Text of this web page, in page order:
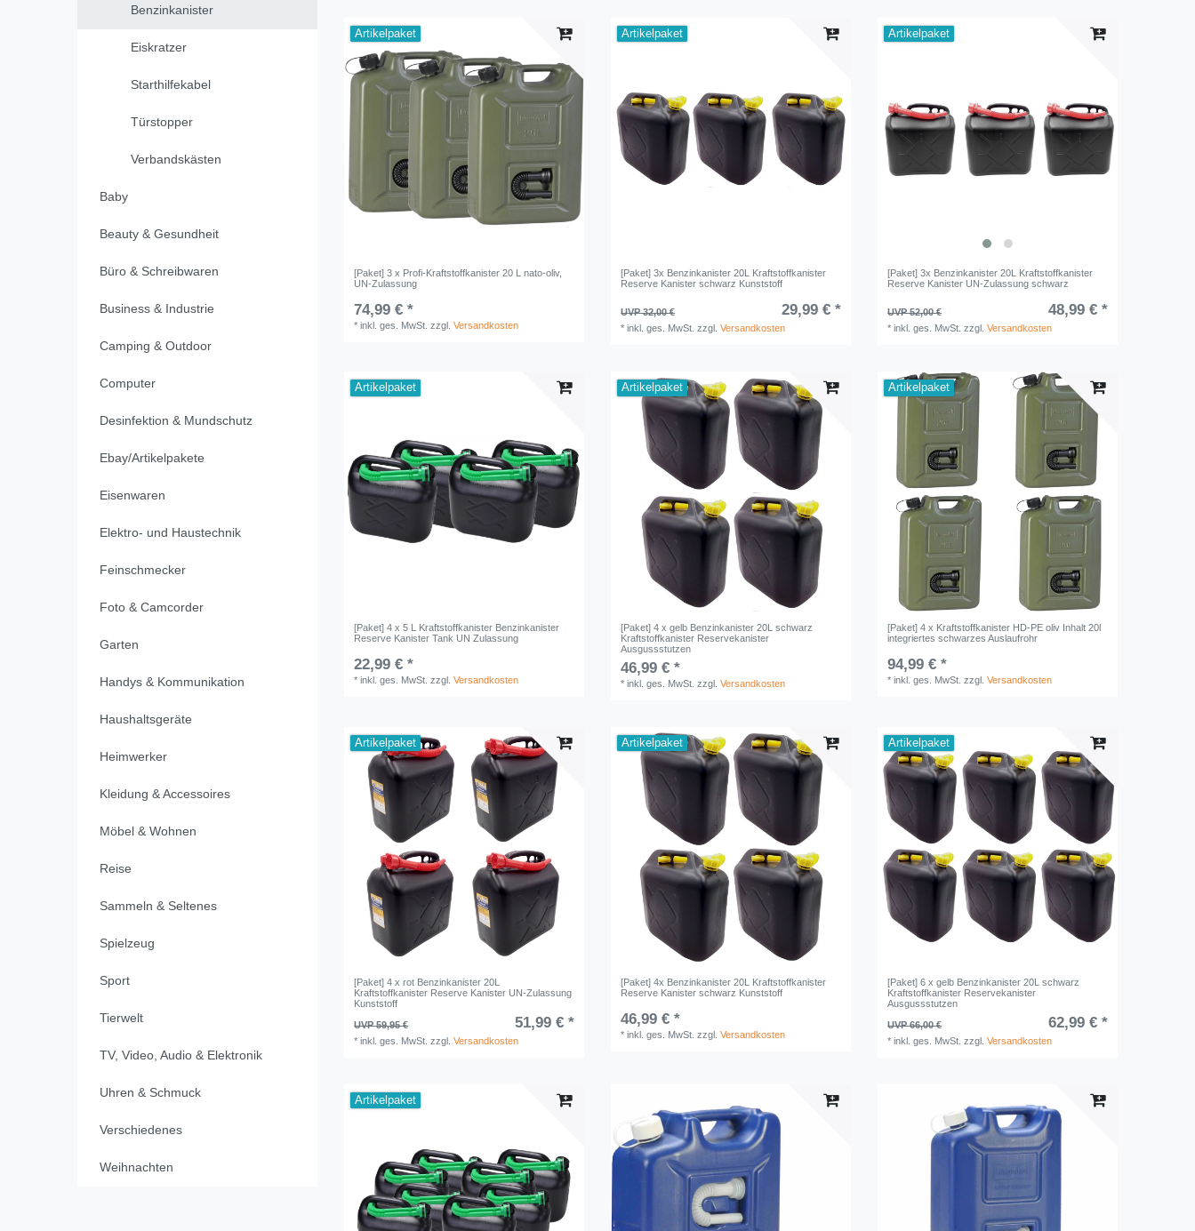
Benzinkanister
Eiskratzer
Starthilfekabel
Türstopper
Verbandskästen
Baby
Beauty & Gesundheit
Büro & Schreibwaren
Business & Industrie
Camping & Outdoor
Computer
Desinfektion & Mundschutz
Ebay/Artikelpakete
Eisenwaren
Elektro- und Haustechnik
Feinschmecker
Foto & Camcorder
Garten
Handys & Kommunikation
Haushaltsgeräte
Heimwerker
Kleidung & Accessoires
Möbel & Wohnen
Reise
Sammeln & Seltenes
Spielzeug
Sport
Tierwelt
TV, Video, Audio & Elektronik
Uhren & Schmuck
Verschiedenes
Weihnachten
Artikelpaket
[Paket] 3 x Profi-Kraftstoffkanister 20 L nato-oliv,
UN-Zulassung
74,99 € *
*inkl. ges. MwSt. zzgl.Versandkosten
Artikelpaket
[Paket] 3x Benzinkanister 20L Kraftstoffkanister
Reserve Kanister schwarz Kunststoff
UVP 32,00 € 29,99 € *
*inkl. ges. MwSt. zzgl.Versandkosten
Artikelpaket
[Paket] 3x Benzinkanister 20L Kraftstoffkanister
Reserve Kanister UN-Zulassung schwarz
UVP 52,00 € 48,99 € *
*inkl. ges. MwSt. zzgl.Versandkosten
Artikelpaket
[Paket] 4 x 5 L Kraftstoffkanister Benzinkanister
Reserve Kanister Tank UN Zulassung
22,99 € *
*inkl. ges. MwSt. zzgl.Versandkosten
Artikelpaket
[Paket] 4 x gelb Benzinkanister 20L schwarz
Kraftstoffkanister Reservekanister
Ausgussstutzen
46,99 € *
*inkl. ges. MwSt. zzgl.Versandkosten
Artikelpaket
[Paket] 4 x Kraftstoffkanister HD-PE oliv Inhalt 20l
integriertes schwarzes Auslaufrohr
94,99 € *
*inkl. ges. MwSt. zzgl.Versandkosten
Artikelpaket
[Paket] 4 x rot Benzinkanister 20L
Kraftstoffkanister Reserve Kanister UN-Zulassung
Kunststoff
UVP 59,95 €
51,99 € *
*inkl. ges. MwSt. zzgl.Versandkosten
Artikelpaket
[Paket] 4x Benzinkanister 20L Kraftstoffkanister
Reserve Kanister schwarz Kunststoff
46,99 € *
*inkl. ges. MwSt. zzgl.Versandkosten
Artikelpaket
[Paket] 6 x gelb Benzinkanister 20L schwarz
Kraftstoffkanister Reservekanister
Ausgussstutzen
UVP 66,00 €
62,99 € *
*inkl. ges. MwSt. zzgl.Versandkosten
Artikelpaket